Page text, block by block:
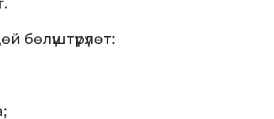
бөлүштүрүлөт: